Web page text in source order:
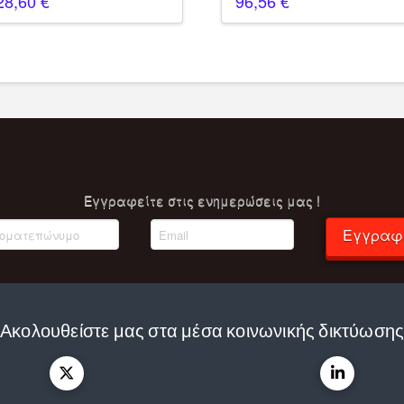
Eγγραφείτε στις ενημερώσεις μας !
Ακολουθείστε μας στα μέσα κοινωνικής δικτύωσης